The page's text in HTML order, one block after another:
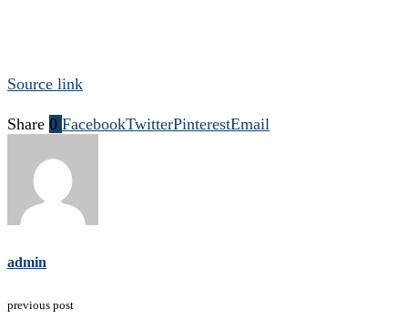
Source link
Share 0 FacebookTwitterPinterestEmail
admin
previous post